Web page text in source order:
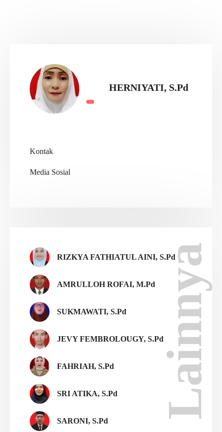
HERNIYATI, S.Pd
Kontak
Media Sosial
Lainnya
RIZKYA FATHIATUL AINI, S.Pd
AMRULLOH ROFAI, M.Pd
SUKMAWATI, S.Pd
JEVY FEMBROLOUGY, S.Pd
FAHRIAH, S.Pd
SRI ATIKA, S.Pd
SARONI, S.Pd